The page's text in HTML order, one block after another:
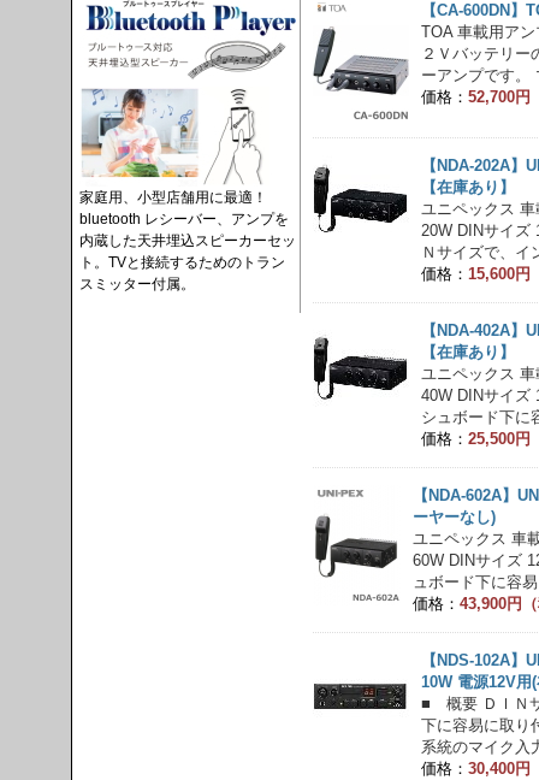
【CA-600DN】
TOA 車載用ア
２Ｖバッテリ
ーアンプです。
価格： 52,700円
【NDA-202A】
【在庫あり】
ユニペックス
20W DINサイ
Ｎサイズで、イ
価格： 15,600円
【NDA-402A】
【在庫あり】
ユニペックス
40W DINサイ
シュボード下に
価格： 25,500円
【NDA-602A】
ーヤーなし)
ユニペックス 車
60W DINサイズ
ュボード下に容
価格： 43,900円
【NDS-102A】
10W 電源12V用
■ 概要 ＤＩＮ
下に容易に取り
系統のマイク入
価格： 30,400円
家庭用、小型店舗用に最適！
bluetooth レシーバー、アンプを
内蔵した天井埋込スピーカーセッ
ト。TVと接続するためのトラン
スミッター付属。